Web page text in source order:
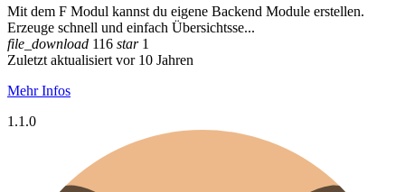
Mit dem F Modul kannst du eigene Backend Module erstellen.
Erzeuge schnell und einfach Übersichtsse...
file_download 116 star1
Zuletzt aktualisiert vor 10 Jahren
Mehr Infos
1.1.0